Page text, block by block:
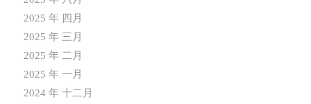
2025 年 四月
2025 年 三月
2025 年 二月
2025 年 一月
2024 年 十二月